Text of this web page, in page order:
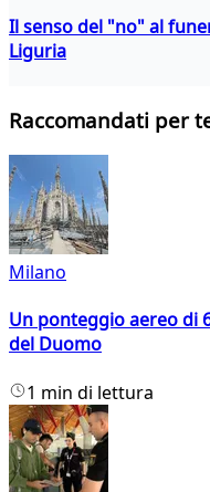
Il senso del "no" al
Liguria
Raccomandati per
Milano
Un ponteggio aereo di
del Duomo
1 min di lettura